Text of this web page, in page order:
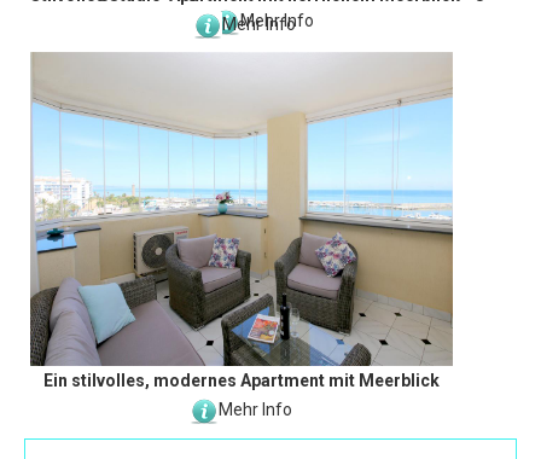
Mehr Info
Mehr Info
Ein stilvolles, modernes Apartment mit Meerblick
Mehr Info